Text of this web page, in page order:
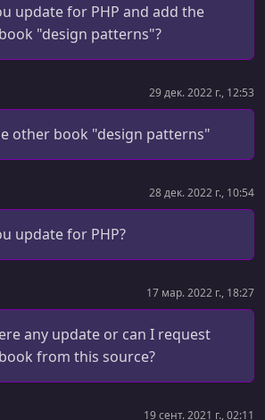
update for PHP and add the
"design patterns"?
29 дек. 2022 г., 12:53
other book "design patterns"
28 дек. 2022 г., 10:54
update for PHP?
17 мар. 2022 г., 18:27
any update or can I request
from this source?
19 сент. 2021 г., 02:11